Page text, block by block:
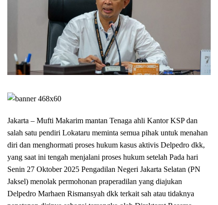
Jakarta – Mufti Makarim mantan Tenaga ahli Kantor KSP dan
salah satu pendiri Lokataru meminta semua pihak untuk menahan
diri dan menghormati proses hukum kasus aktivis Delpedro dkk,
yang saat ini tengah menjalani proses hukum setelah Pada hari
Senin 27 Oktober 2025 Pengadilan Negeri Jakarta Selatan (PN
Jaksel) menolak permohonan praperadilan yang diajukan
Delpedro Marhaen Rismansyah dkk terkait sah atau tidaknya